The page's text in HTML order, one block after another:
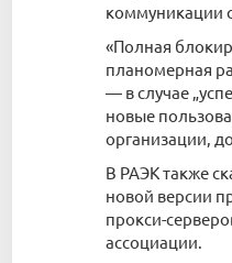
коммуникации
«Полная
планомерная
— в случае
новые
организации,
В РАЭК также
новой версии
прокси-
ассоциации.